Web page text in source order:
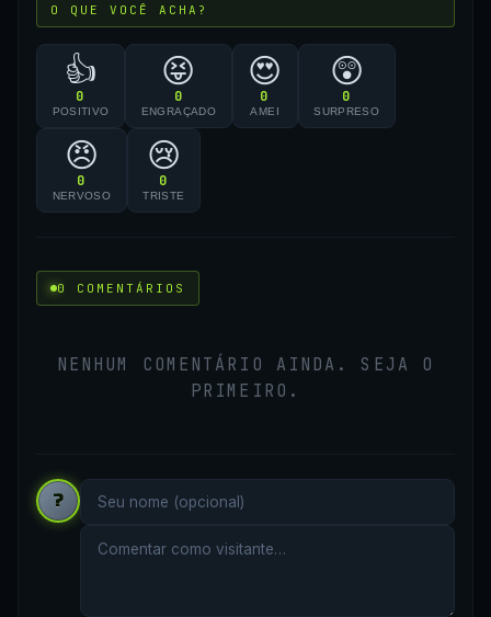
O QUE VOCÊ ACHA?
👍
0
POSITIVO
😝
0
ENGRAÇADO
😍
0
AMEI
😲
0
SURPRESO
😠
0
NERVOSO
😢
0
TRISTE
0 COMENTÁRIOS
NENHUM COMENTÁRIO AINDA. SEJA O
PRIMEIRO.
?